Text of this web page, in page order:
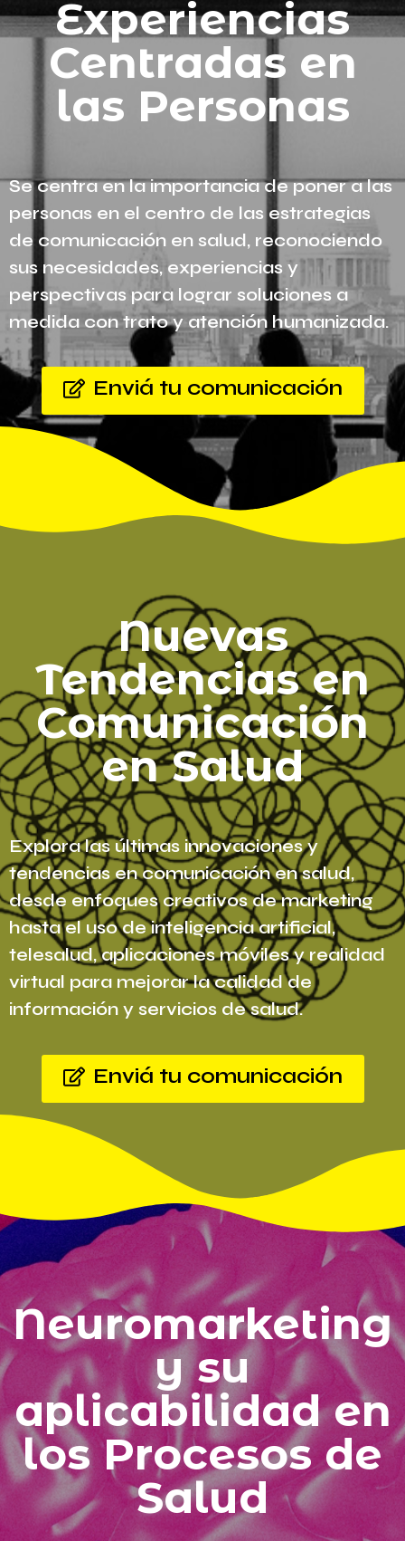
Experiencias
Centradas en
las Personas
Se centra en la importancia de poner a las
personas en el centro de las estrategias
de comunicación en salud, reconociendo
sus necesidades, experiencias y
perspectivas para lograr soluciones a
medida con trato y atención humanizada.
Enviá tu comunicación
Nuevas
Tendencias en
Comunicación
en Salud
Explora las últimas innovaciones y
tendencias en comunicación en salud,
desde enfoques creativos de marketing
hasta el uso de inteligencia artificial,
telesalud, aplicaciones móviles y realidad
virtual para mejorar la calidad de
información y servicios de salud.
Enviá tu comunicación
Neuromarketing
y su
aplicabilidad en
los Procesos de
Salud